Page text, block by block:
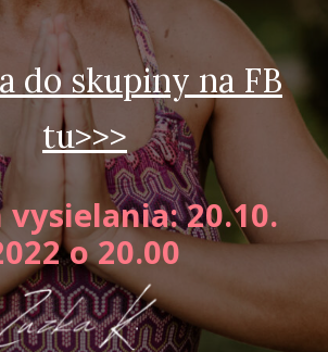
do skupiny na FB
tu>>>
20.10.
o 20.00